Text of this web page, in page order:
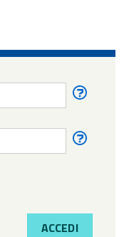
ACCEDI